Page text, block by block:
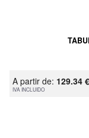
A partir de: 129.34 €
IVA INCLUIDO